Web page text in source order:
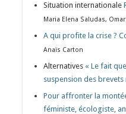
Situation internationale
Maria Elena Saludas,
A qui profite la crise ?
Anaïs Carton
Alternatives « Le fait
suspension des brevets
Pour affronter la
féministe, écologiste,